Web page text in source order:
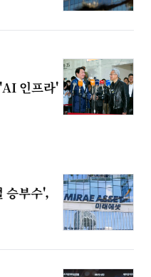
인프라'
승부수',